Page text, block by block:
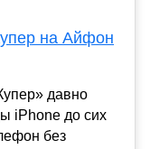
на Айфон
давно
iPhone до сих
без